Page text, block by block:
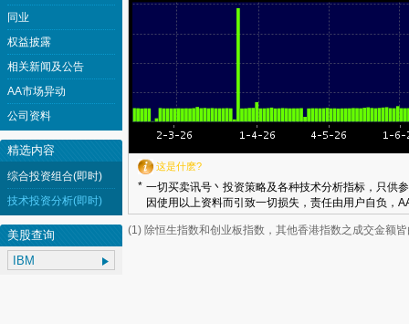
这是什麽?
* 一切买卖讯号丶投资策略及各种技术分析指标，只供
因使用以上资料而引致一切损失，责任由用户自负，
(1) 除恒生指数和创业板指数，其他香港指数之成交金额
同业
权益披露
相关新闻及公告
AA市场异动
公司资料
精选内容
综合投资组合(即时)
技术投资分析(即时)
美股查询